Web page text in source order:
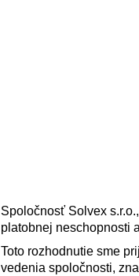
Spoločnosť Solvex
platobnej neschopnosti
Toto rozhodnutie sme
vedenia spoločnosti,